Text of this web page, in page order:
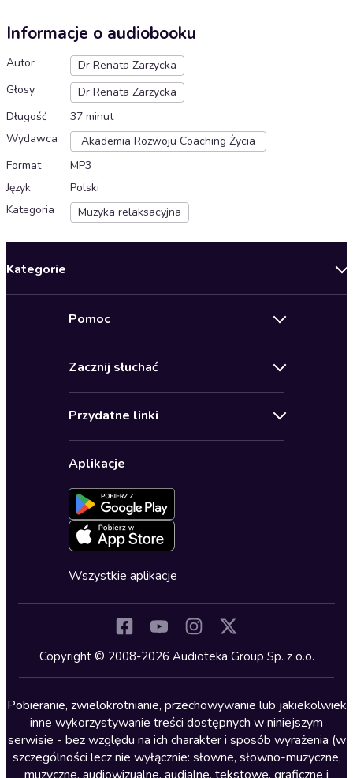
Informacje o audiobooku
Autor
Dr Renata Zarzycka
Głosy
Dr Renata Zarzycka
Długość
37 minut
Wydawca
Akademia Rozwoju Coaching Życia
Format
MP3
Język
Polski
Kategoria
Muzyka relaksacyjna
Kategorie
Biznes, marketing, ekonomia
Dla młodzieży
Kryminały
Lektury szkolne
Literatura anglojęzyczna
Literatura faktu
Literatura obyczajowa
Pomoc
Pomoc
Ustawienia prywatności
Formularz zgłaszania nielegalnych treści
Deklaracja dostępności
Zacznij słuchać
Karnety
Oferta dla firm i bibliotek
Przydatne linki
Dołącz do newslettera
Blog
Zapowiedzi
Cykle audiobooków
Aplikacje
Wszystkie aplikacje
Copyright © 2008-2026 Audioteka Group Sp. z o.o.
Pobieranie, zwielokrotnianie, przechowywanie lub jakiekolwiek
inne wykorzystywanie treści dostępnych w niniejszym
serwisie - bez względu na ich charakter i sposób wyrażenia (w
szczególności lecz nie wyłącznie: słowne, słowno-muzyczne,